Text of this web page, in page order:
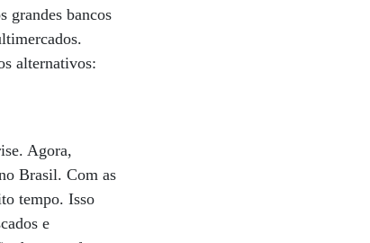
grandes bancos
alternativos:
Agora,
Brasil. Com as
tempo. Isso
e